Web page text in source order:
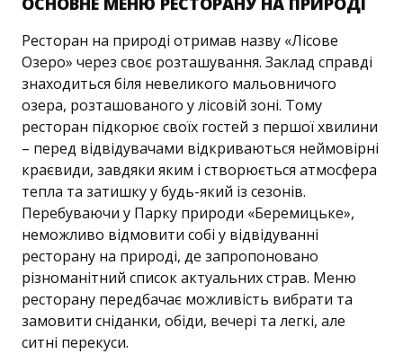
Ресторан на природі отримав назву «Лісове
Озеро» через своє розташування. Заклад справді
знаходиться біля невеликого мальовничого
озера, розташованого у лісовій зоні. Тому
ресторан підкорює своїх гостей з першої хвилини
– перед відвідувачами відкриваються неймовірні
краєвиди, завдяки яким і створюється атмосфера
тепла та затишку у будь-який із сезонів.
Перебуваючи у Парку природи «Беремицьке»,
неможливо відмовити собі у відвідуванні
ресторану на природі, де запропоновано
різноманітний список актуальних страв. Меню
ресторану передбачає можливість вибрати та
замовити сніданки, обіди, вечері та легкі, але
ситні перекуси.